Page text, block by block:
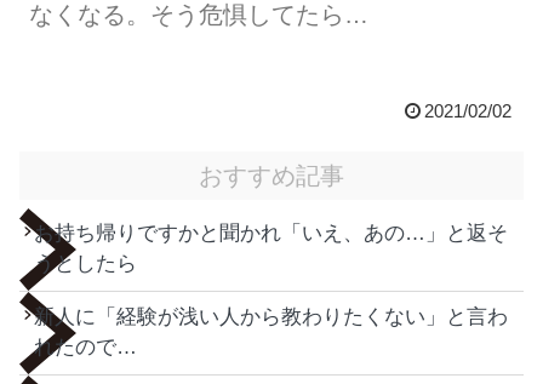
なくなる。そう危惧してたら…
2021/02/02
おすすめ記事
お持ち帰りですかと聞かれ「いえ、あの…」と返そ
うとしたら
新人に「経験が浅い人から教わりたくない」と言わ
れたので…